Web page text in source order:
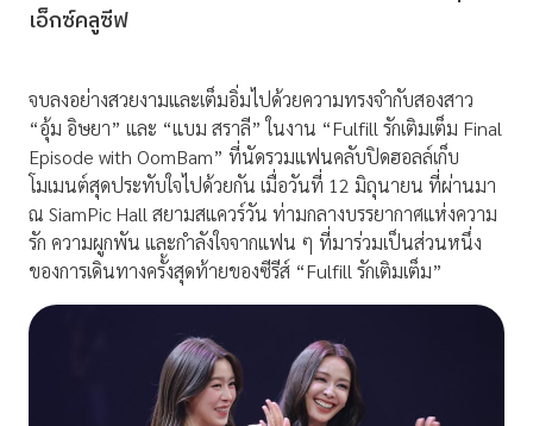
เอ็กซ์คลูซีฟ
จบลงอย่างสวยงามและเต็มอิ่มไปด้วยความทรงจำกับสองสาว
“อุ้ม อิษยา” และ “แบม สราลี” ในงาน “Fulfill รักเติมเต็ม Final
Episode with OomBam” ที่นัดรวมแฟนคลับปิดฮอลล์เก็บ
โมเมนต์สุดประทับใจไปด้วยกัน เมื่อวันที่ 12 มิถุนายน ที่ผ่านมา
ณ SiamPic Hall สยามสแควร์วัน ท่ามกลางบรรยากาศแห่งความ
รัก ความผูกพัน และกำลังใจจากแฟน ๆ ที่มาร่วมเป็นส่วนหนึ่ง
ของการเดินทางครั้งสุดท้ายของซีรีส์ “Fulfill รักเติมเต็ม”